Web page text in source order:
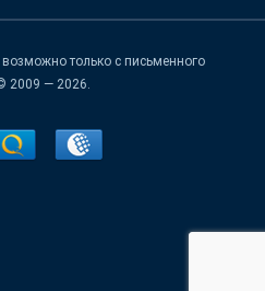
только с письменного
2009 — 2026.